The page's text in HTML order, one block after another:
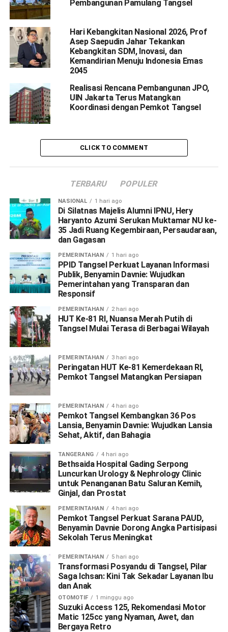
Pembangunan Pamulang Tangsel
Hari Kebangkitan Nasional 2026, Prof
Asep Saepudin Jahar Tekankan
Kebangkitan SDM, Inovasi, dan
Kemandirian Menuju Indonesia Emas
2045
Realisasi Rencana Pembangunan JPO,
UIN Jakarta Terus Matangkan
Koordinasi dengan Pemkot Tangsel
CLICK TO COMMENT
TERBARU POPULER
NASIONAL 1 hari ago
Di Silatnas Majelis Alumni IPNU, Hery
Haryanto Azumi Serukan Muktamar NU ke-
35 Jadi Ruang Kegembiraan, Persaudaraan,
dan Gagasan
PEMERINTAHAN 1 hari ago
PPID Tangsel Perkuat Layanan Informasi
Publik, Benyamin Davnie: Wujudkan
Pemerintahan yang Transparan dan
Responsif
PEMERINTAHAN 2 hari ago
HUT Ke-81 RI, Nuansa Merah Putih di
Tangsel Mulai Terasa di Berbagai Wilayah
PEMERINTAHAN 3 hari ago
Peringatan HUT Ke-81 Kemerdekaan RI,
Pemkot Tangsel Matangkan Persiapan
PEMERINTAHAN 4 hari ago
Pemkot Tangsel Kembangkan 36 Pos
Lansia, Benyamin Davnie: Wujudkan Lansia
Sehat, Aktif, dan Bahagia
TANGERANG 4 hari ago
Bethsaida Hospital Gading Serpong
Luncurkan Urology & Nephrology Clinic
untuk Penanganan Batu Saluran Kemih,
Ginjal, dan Prostat
PEMERINTAHAN 4 hari ago
Pemkot Tangsel Perkuat Sarana PAUD,
Benyamin Davnie Dorong Angka Partisipasi
Sekolah Terus Meningkat
PEMERINTAHAN 5 hari ago
Transformasi Posyandu di Tangsel, Pilar
Saga Ichsan: Kini Tak Sekadar Layanan Ibu
dan Anak
OTOMOTIF 1 minggu ago
Suzuki Access 125, Rekomendasi Motor
Matic 125cc yang Nyaman, Awet, dan
Bergaya Retro